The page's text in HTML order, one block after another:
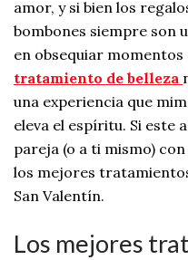
amor, y si bien los
bombones siempre son
en obsequiar
tratamiento de belleza
una experiencia que
eleva el espíritu. Si este
pareja (o a ti mismo)
los mejores
San Valentín.
Los mejores